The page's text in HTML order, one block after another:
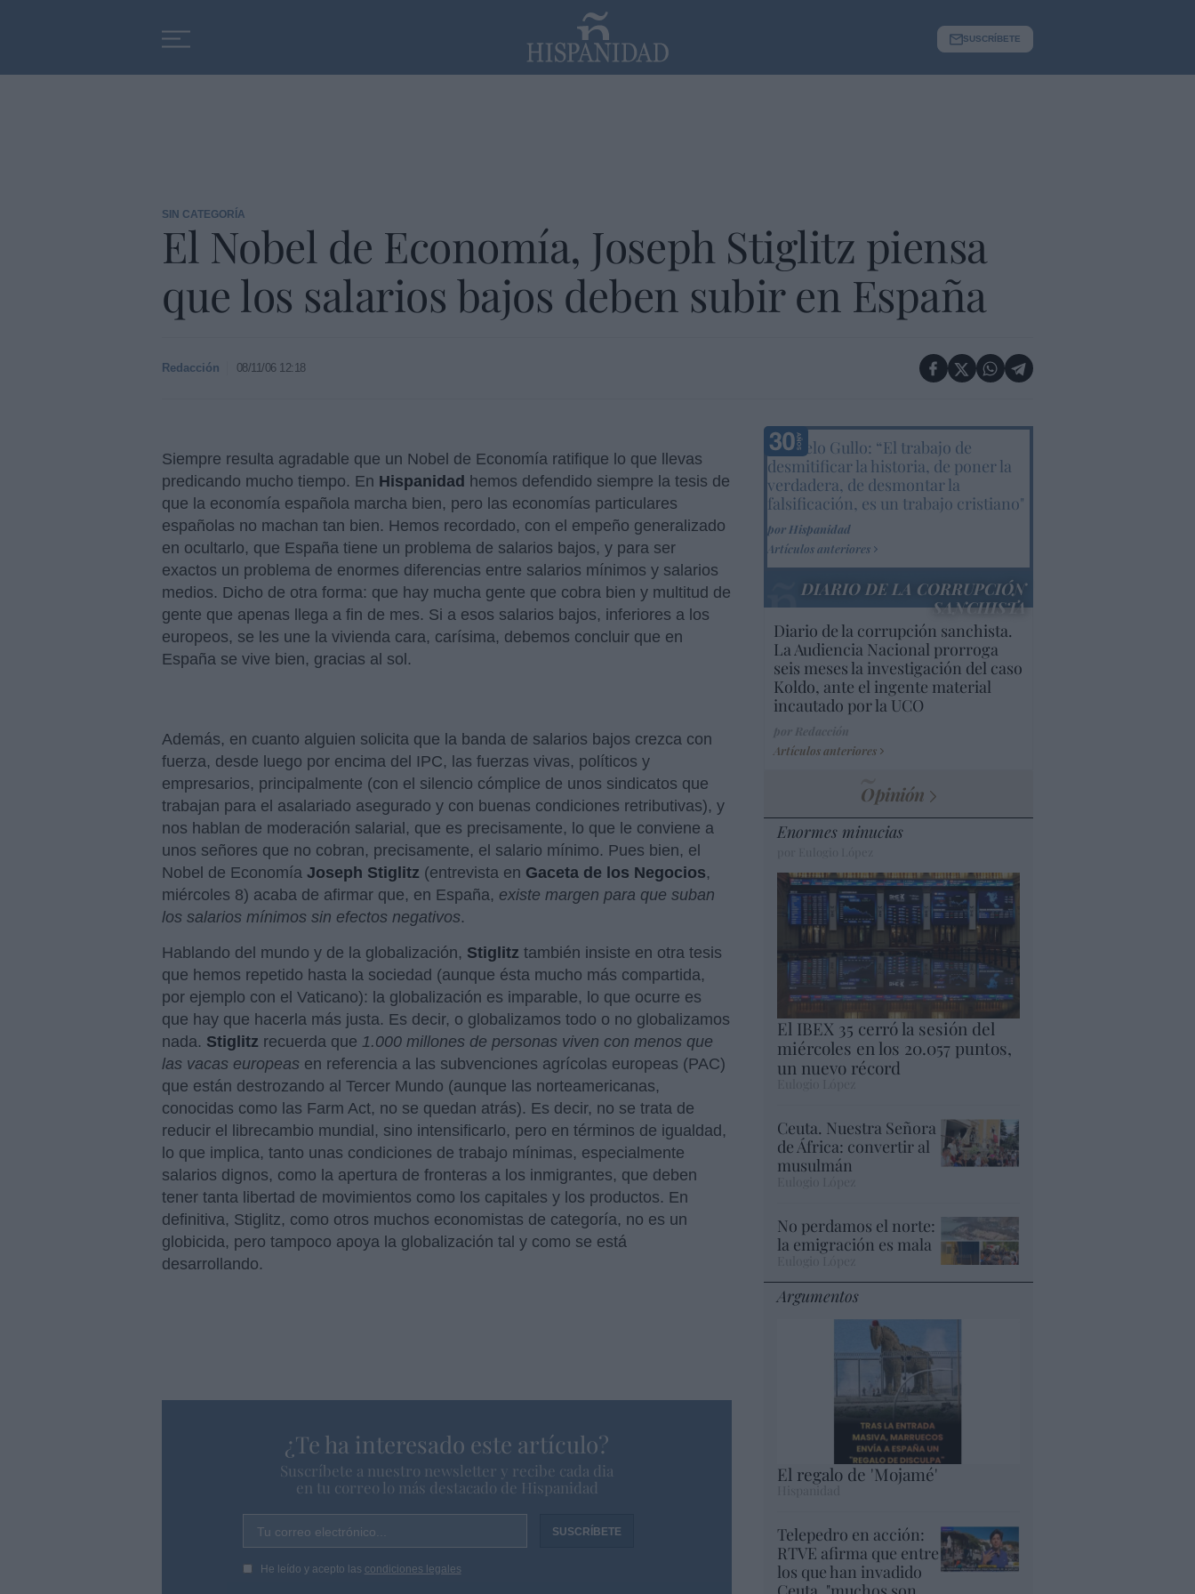
SUSCRÍBETE
SIN CATEGORÍA
El Nobel de Economía, Joseph Stiglitz piensa
que los salarios bajos deben subir en España
Redacción 08/11/06 12:18
Siempre resulta agradable que un Nobel de Economía ratifique lo que llevas
predicando mucho tiempo. En Hispanidad hemos defendido siempre la tesis de
que la economía española marcha bien, pero las economías particulares
españolas no machan tan bien. Hemos recordado, con el empeño generalizado
en ocultarlo, que España tiene un problema de salarios bajos, y para ser
exactos un problema de enormes diferencias entre salarios mínimos y salarios
medios. Dicho de otra forma: que hay mucha gente que cobra bien y multitud de
gente que apenas llega a fin de mes. Si a esos salarios bajos, inferiores a los
europeos, se les une la vivienda cara, carísima, debemos concluir que en
España se vive bien, gracias al sol.
Además, en cuanto alguien solicita que la banda de salarios bajos crezca con
fuerza, desde luego por encima del IPC, las fuerzas vivas, políticos y
empresarios, principalmente (con el silencio cómplice de unos sindicatos que
trabajan para el asalariado asegurado y con buenas condiciones retributivas), y
nos hablan de moderación salarial, que es precisamente, lo que le conviene a
unos señores que no cobran, precisamente, el salario mínimo. Pues bien, el
Nobel de Economía Joseph Stiglitz (entrevista en Gaceta de los Negocios,
miércoles 8) acaba de afirmar que, en España, existe margen para que suban
los salarios mínimos sin efectos negativos.
Hablando del mundo y de la globalización, Stiglitz también insiste en otra tesis
que hemos repetido hasta la sociedad (aunque ésta mucho más compartida,
por ejemplo con el Vaticano): la globalización es imparable, lo que ocurre es
que hay que hacerla más justa. Es decir, o globalizamos todo o no globalizamos
nada. Stiglitz recuerda que 1.000 millones de personas viven con menos que
las vacas europeas en referencia a las subvenciones agrícolas europeas (PAC)
que están destrozando al Tercer Mundo (aunque las norteamericanas,
conocidas como las Farm Act, no se quedan atrás). Es decir, no se trata de
reducir el librecambio mundial, sino intensificarlo, pero en términos de igualdad,
lo que implica, tanto unas condiciones de trabajo mínimas, especialmente
salarios dignos, como la apertura de fronteras a los inmigrantes, que deben
tener tanta libertad de movimientos como los capitales y los productos. En
definitiva, Stiglitz, como otros muchos economistas de categoría, no es un
globicida, pero tampoco apoya la globalización tal y como se está
desarrollando.
¿Te ha interesado este artículo?
Suscríbete a nuestro newsletter y recibe cada dia
en tu correo lo más destacado de Hispanidad
Tu correo electrónico...
He leído y acepto las condiciones legales
Marcelo Gullo: “El trabajo de
desmitificar la historia, de poner la
verdadera, de desmontar la
falsificación, es un trabajo cristiano"
por Hispanidad
Artículos anteriores
DIARIO DE LA CORRUPCIÓN
SANCHISTA
Diario de la corrupción sanchista.
La Audiencia Nacional prorroga
seis meses la investigación del caso
Koldo, ante el ingente material
incautado por la UCO
Artículos anteriores
Opinión
Enormes minucias
El IBEX 35 cerró la sesión del
miércoles en los 20.057 puntos,
un nuevo récord
Ceuta. Nuestra Señora
de África: convertir al
musulmán
No perdamos el norte:
la emigración es mala
Argumentos
El regalo de 'Mojamé'
Telepedro en acción:
RTVE afirma que entre
los que han invadido